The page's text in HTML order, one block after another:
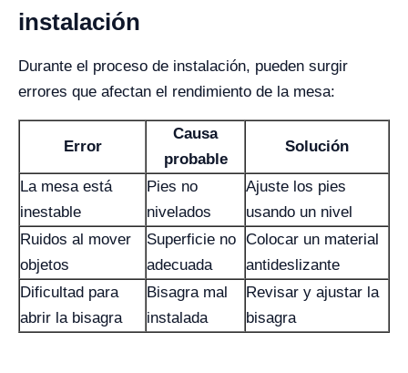
instalación
Durante el proceso de instalación, pueden surgir
errores que afectan el rendimiento de la mesa:
Error
Causa
probable
Solución
La mesa está
inestable
Pies no
nivelados
Ajuste los pies
usando un nivel
Ruidos al mover
objetos
Superficie no
adecuada
Colocar un material
antideslizante
Dificultad para
abrir la bisagra
Bisagra mal
instalada
Revisar y ajustar la
bisagra